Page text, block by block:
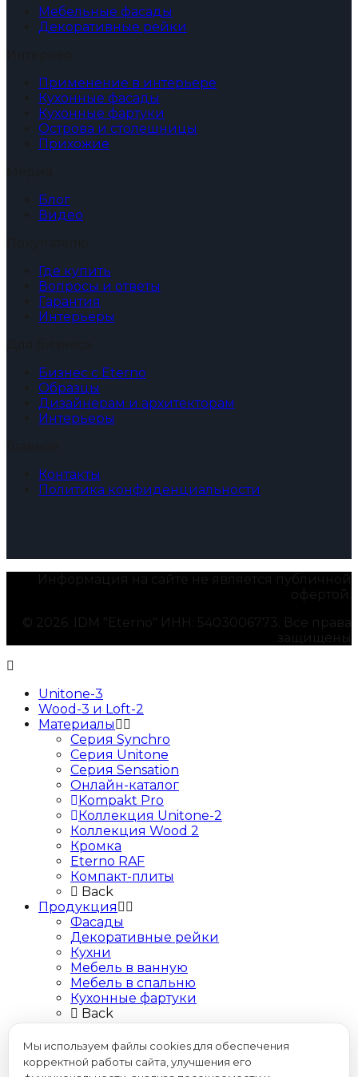
Мебельные фасады
Декоративные рейки
Применение в интерьере
Кухонные фасады
Кухонные фартуки
Острова и столешницы
Прихожие
Блог
Видео
Где купить
Вопросы и ответы
Гарантия
Интерьеры
Бизнес с Eterno
Образцы
Дизайнерам и архитекторам
Интерьеры
Контакты
Политика конфиденциальности
Информация на сайте не является публичной
офертой.
© 2026. IDM "Eterno" ИНН: 5403006773. Все права
защищены
Unitone-3
Wood-3 и Loft-2
Материалы
Серия Synchro
Серия Unitone
Серия Sensation
Онлайн-каталог
Kompakt Pro
Коллекция Unitone-2
Коллекция Wood 2
Кромка
Eterno RAF
Компакт-плиты
Back
Продукция
Фасады
Декоративные рейки
Кухни
Мебель в ванную
Мебель в спальню
Кухонные фартуки
Back
Проекты кухонь
Покупателю
Где купить
Видео
Мы используем файлы cookies для обеспечения
корректной работы сайта, улучшения его